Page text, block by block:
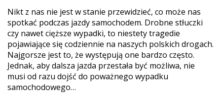
Nikt z nas nie jest w stanie przewidzieć, co może nas
spotkać podczas jazdy samochodem. Drobne stłuczki
czy nawet cięższe wypadki, to niestety tragedie
pojawiające się codziennie na naszych polskich drogach.
Najgorsze jest to, że występują one bardzo często.
Jednak, aby dalsza jazda przestała być możliwa, nie
musi od razu dojść do poważnego wypadku
samochodowego…